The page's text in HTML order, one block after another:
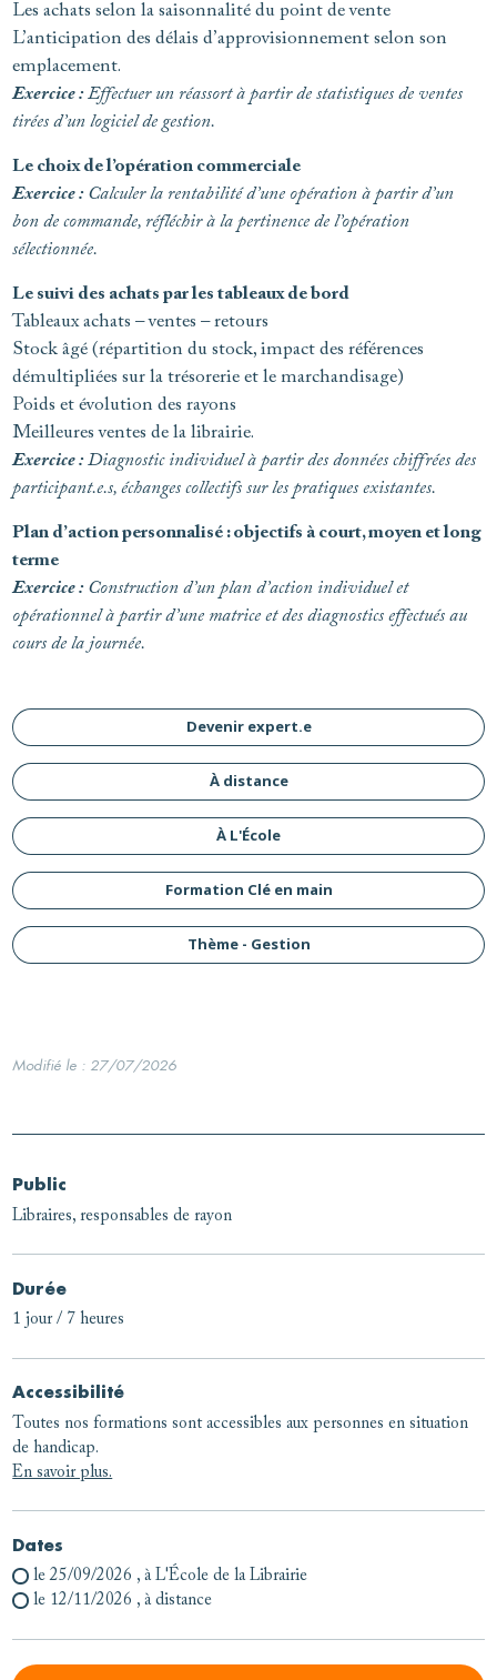
Les achats selon la saisonnalité du point de vente
L’anticipation des délais d’approvisionnement selon son
emplacement.
Exercice :Effectuer un réassort à partir de statistiques de ventes
tirées d’un logiciel de gestion.
Le choix de l’opération commerciale
Exercice :Calculer la rentabilité d’une opération à partir d’un
bon de commande, réfléchir à la pertinence de l’opération
sélectionnée.
Le suivi des achats par les tableaux de bord
Tableaux achats – ventes – retours
Stock âgé (répartition du stock, impact des références
démultipliées sur la trésorerie et le marchandisage)
Poids et évolution des rayons
Meilleures ventes de la librairie.
Exercice :Diagnostic individuel à partir des données chiffrées des
participant.e.s, échanges collectifs sur les pratiques existantes.
Plan d’action personnalisé : objectifs à court, moyen et long
terme
Exercice :Construction d’un plan d’action individuel et
opérationnel à partir d’une matrice et des diagnostics effectués au
cours de la journée.
Devenir expert.e
À distance
À L'École
Formation Clé en main
Thème - Gestion
Modifié le : 27/07/2026
Public
Libraires, responsables de rayon
Durée
1 jour / 7 heures
Accessibilité
Toutes nos formations sont accessibles aux personnes en situation
de handicap.
En savoir plus.
Dates
le 25/09/2026 , à L'École de la Librairie
le 12/11/2026 , à distance